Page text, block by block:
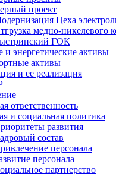
проект
Цеха
медно-никелевого
ГОК
и энергетические активы
активы
и ее реализация
ответственность
и социальная политика
развития
состав
персонала
персонала
партнерство